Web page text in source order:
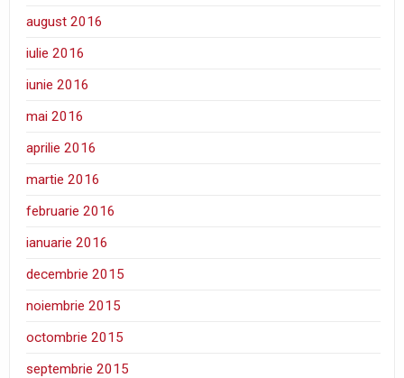
august 2016
iulie 2016
iunie 2016
mai 2016
aprilie 2016
martie 2016
februarie 2016
ianuarie 2016
decembrie 2015
noiembrie 2015
octombrie 2015
septembrie 2015